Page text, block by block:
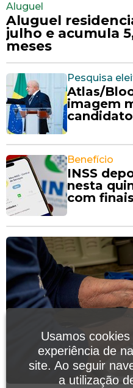
Aluguel
Aluguel
julho e acumula
meses
Pesquisa
Atlas/
imagem
Benefício
INSS
nesta
com
Usamos
experiência de
site. Ao seguir
a utilização